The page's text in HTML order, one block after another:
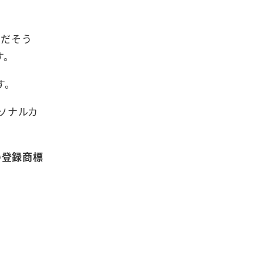
そう
ナルカ
録商標